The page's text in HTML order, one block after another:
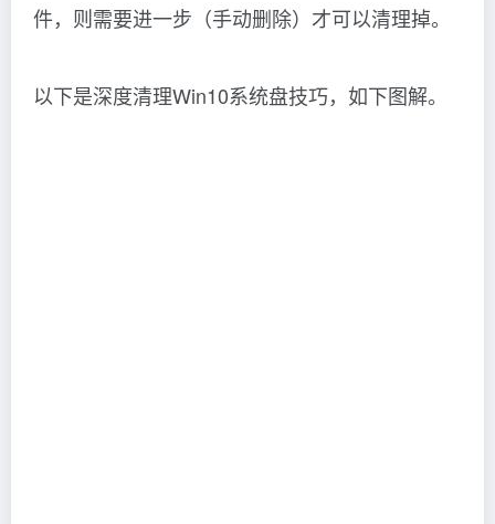
件，则需要进一步（手动删除）才可以清理掉。
以下是深度清理Win10系统盘技巧，如下图解。